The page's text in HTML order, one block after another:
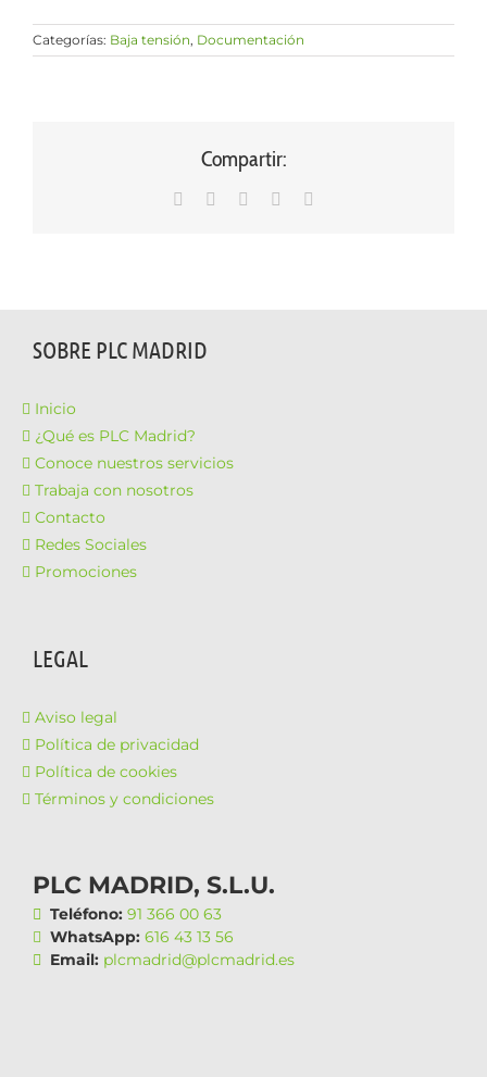
Categorías: Baja tensión, Documentación
Compartir:
WhatsAppLinkedInFacebook
SOBRE PLC MADRID
Inicio
¿Qué es PLC Madrid?
Conoce nuestros servicios
Trabaja con nosotros
Contacto
Redes Sociales
Promociones
LEGAL
Aviso legal
Política de privacidad
Política de cookies
Términos y condiciones
PLC MADRID, S.L.U.
Teléfono: 91 366 00 63
WhatsApp: 616 43 13 56
Email: plcmadrid@plcmadrid.es